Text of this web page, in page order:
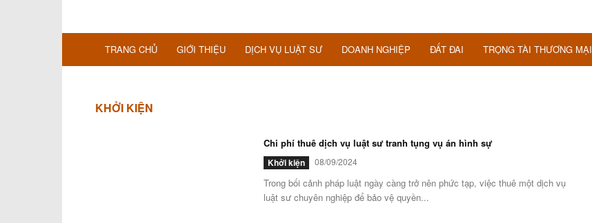
TRANG CHỦ GIỚI THIỆU DỊCH VỤ LUẬT SƯ DOANH NGHIỆP ĐẤT ĐAI TRỌNG TÀI THƯƠNG MẠI
KHỞI KIỆN
Chi phí thuê dịch vụ luật sư tranh tụng vụ án hình sự
Khởi kiện 08/09/2024
Trong bối cảnh pháp luật ngày càng trở nên phức tạp, việc thuê một dịch vụ
luật sư chuyên nghiệp để bảo vệ quyền...